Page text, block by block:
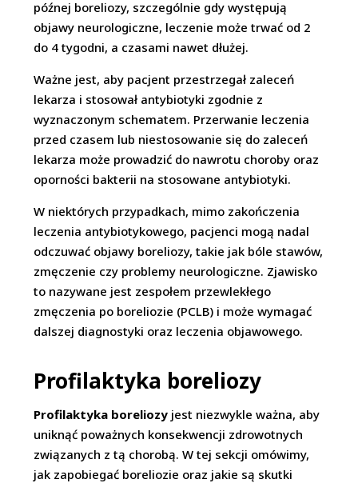
późnej boreliozy, szczególnie gdy występują
objawy neurologiczne, leczenie może trwać od 2
do 4 tygodni, a czasami nawet dłużej.
Ważne jest, aby pacjent przestrzegał zaleceń
lekarza i stosował antybiotyki zgodnie z
wyznaczonym schematem. Przerwanie leczenia
przed czasem lub niestosowanie się do zaleceń
lekarza może prowadzić do nawrotu choroby oraz
oporności bakterii na stosowane antybiotyki.
W niektórych przypadkach, mimo zakończenia
leczenia antybiotykowego, pacjenci mogą nadal
odczuwać objawy boreliozy, takie jak bóle stawów,
zmęczenie czy problemy neurologiczne. Zjawisko
to nazywane jest zespołem przewlekłego
zmęczenia po boreliozie (PCLB) i może wymagać
dalszej diagnostyki oraz leczenia objawowego.
Profilaktyka boreliozy
Profilaktyka boreliozy jest niezwykle ważna, aby
uniknąć poważnych konsekwencji zdrowotnych
związanych z tą chorobą. W tej sekcji omówimy,
jak zapobiegać boreliozie oraz jakie są skutki